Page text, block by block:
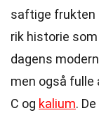
saftige frukten
rik historie
dagens
men også
C og kalium.